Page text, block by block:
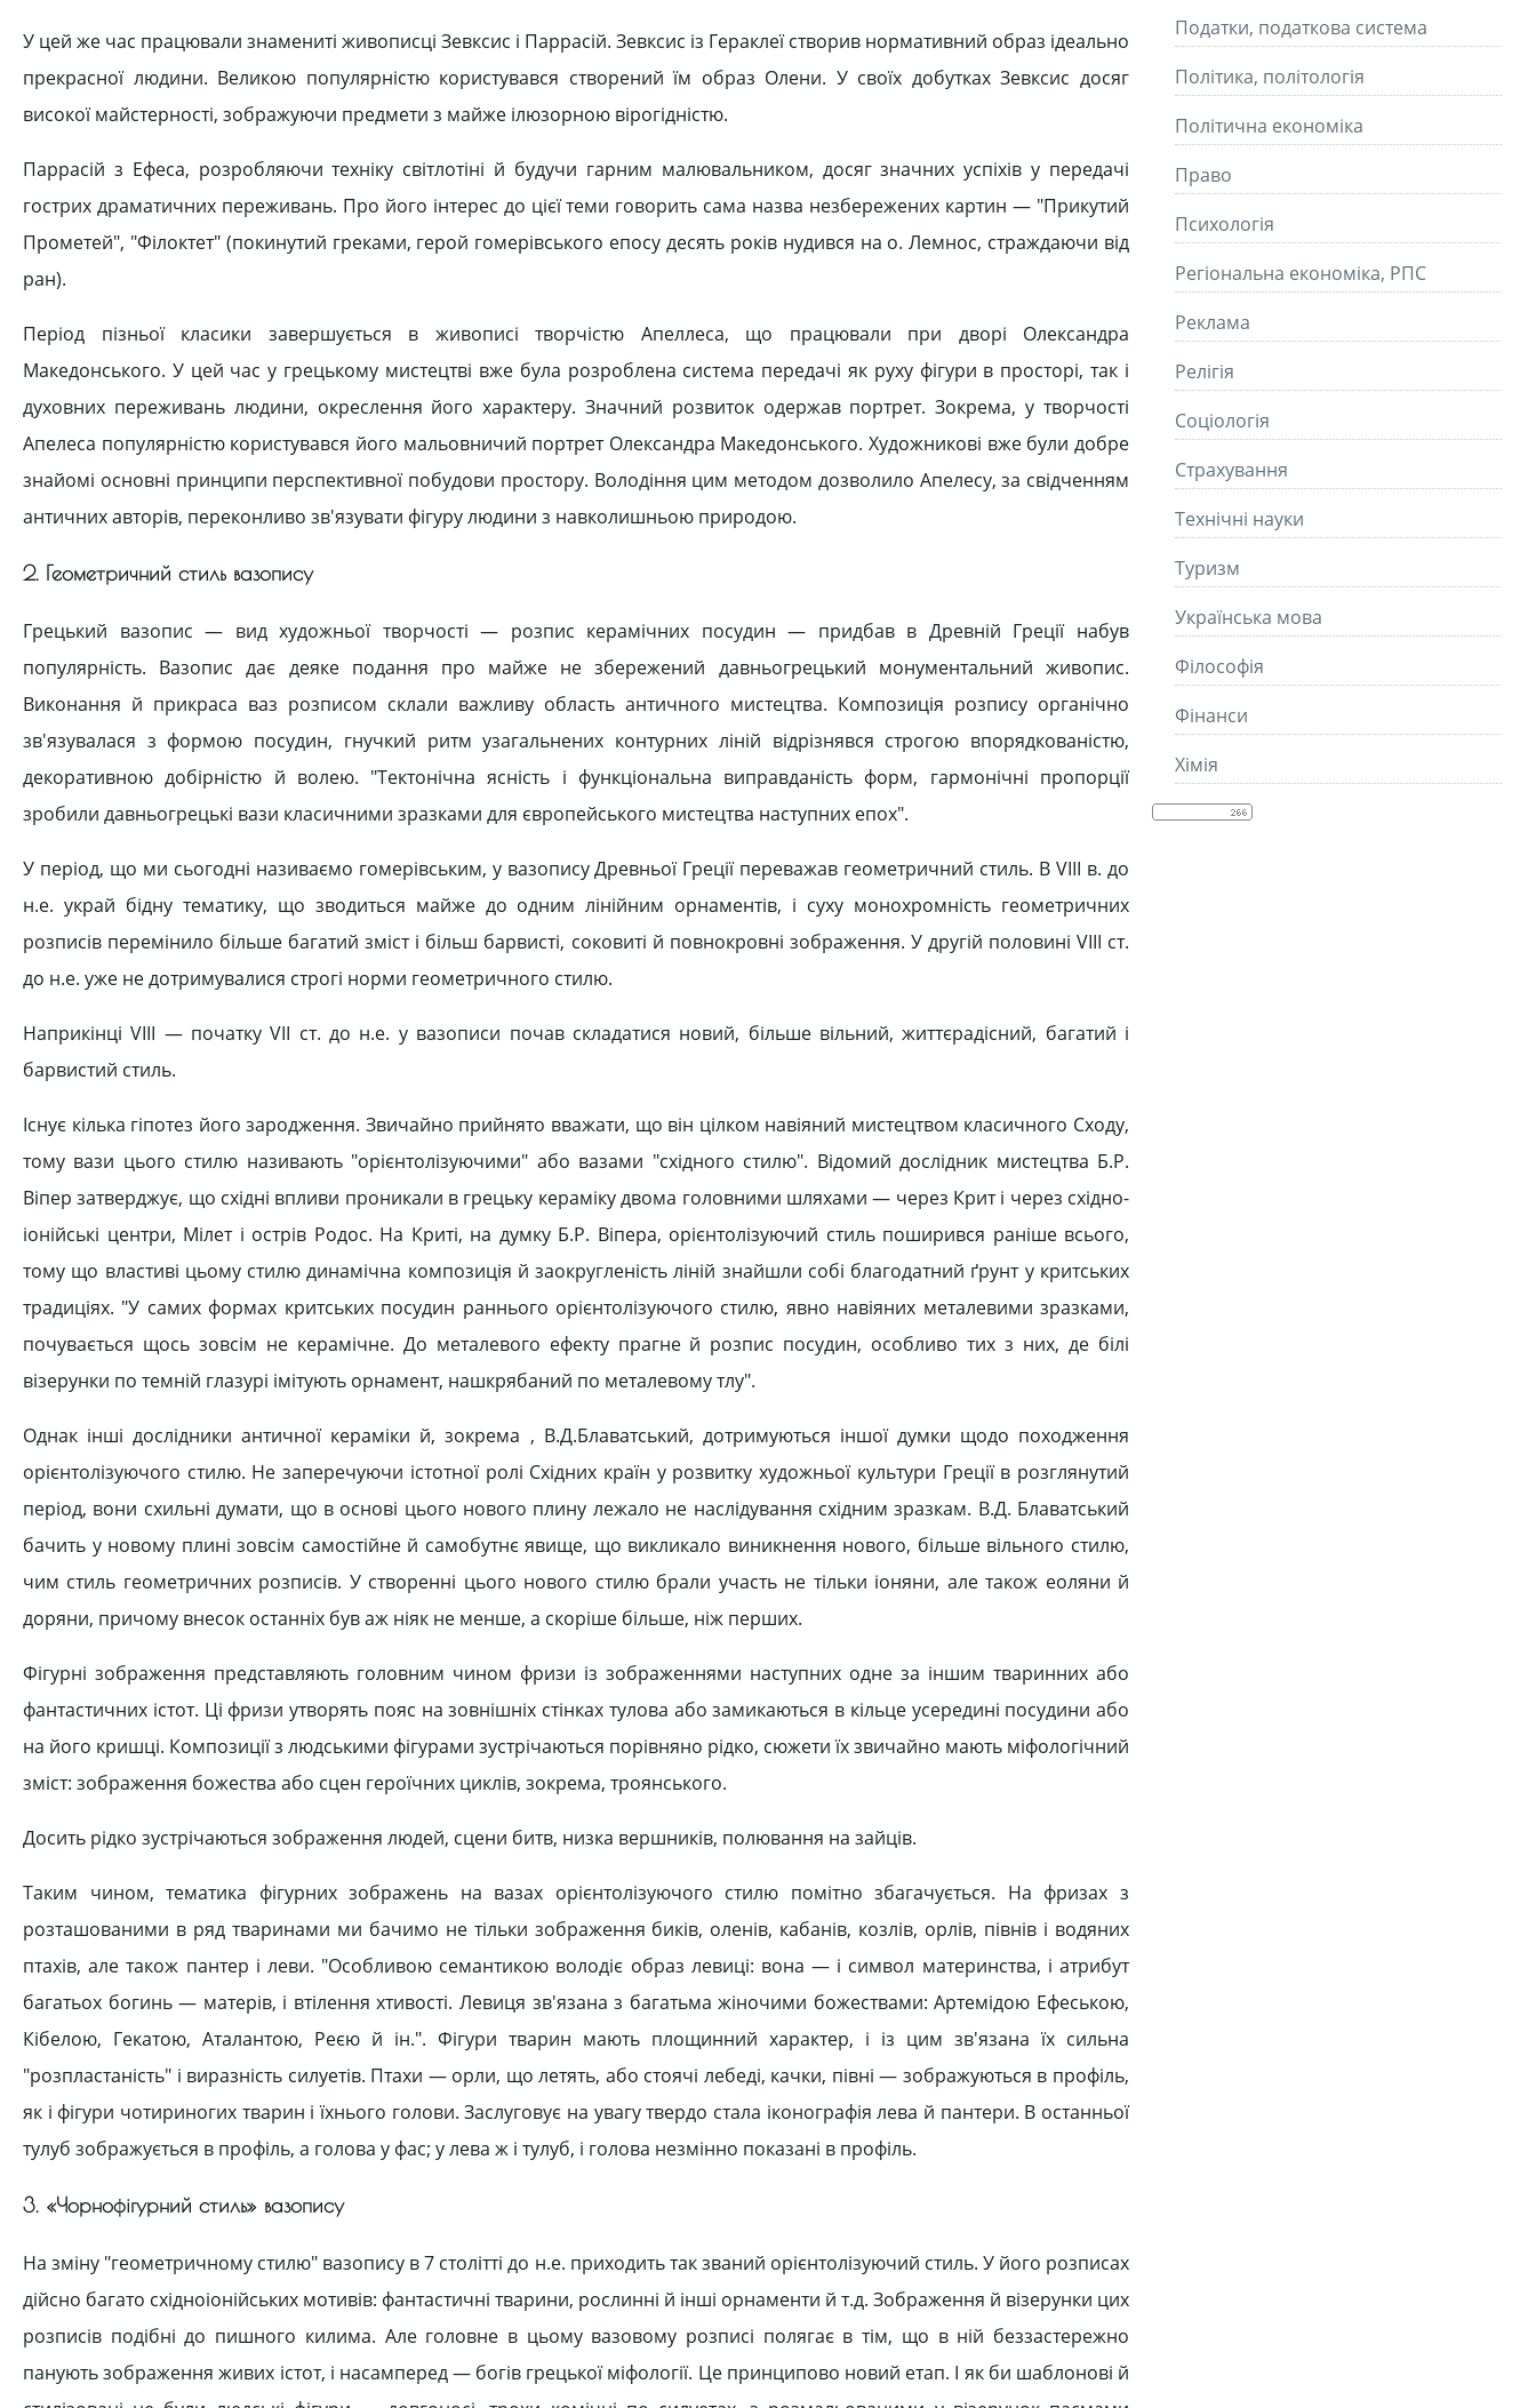
У цей же час працювали знамениті живописці Зевксис і Паррасій. Зевксис із Гераклеї створив нормативний образ ідеально
прекрасної людини. Великою популярністю користувався створений їм образ Олени. У своїх добутках Зевксис досяг
високої майстерності, зображуючи предмети з майже ілюзорною вірогідністю.
Паррасій з Ефеса, розробляючи техніку світлотіні й будучи гарним малювальником, досяг значних успіхів у передачі
гострих драматичних переживань. Про його інтерес до цієї теми говорить сама назва незбережених картин — "Прикутий
Прометей", "Філоктет" (покинутий греками, герой гомерівського епосу десять років нудився на о. Лемнос, страждаючи від
ран).
Період пізньої класики завершується в живописі творчістю Апеллеса, що працювали при дворі Олександра
Македонського. У цей час у грецькому мистецтві вже була розроблена система передачі як руху фігури в просторі, так і
духовних переживань людини, окреслення його характеру. Значний розвиток одержав портрет. Зокрема, у творчості
Апелеса популярністю користувався його мальовничий портрет Олександра Македонського. Художникові вже були добре
знайомі основні принципи перспективної побудови простору. Володіння цим методом дозволило Апелесу, за свідченням
античних авторів, переконливо зв'язувати фігуру людини з навколишньою природою.
2. Геометричний стиль вазопису
Грецький вазопис — вид художньої творчості — розпис керамічних посудин — придбав в Древній Греції набув
популярність. Вазопис дає деяке подання про майже не збережений давньогрецький монументальний живопис.
Виконання й прикраса ваз розписом склали важливу область античного мистецтва. Композиція розпису органічно
зв'язувалася з формою посудин, гнучкий ритм узагальнених контурних ліній відрізнявся строгою впорядкованістю,
декоративною добірністю й волею. "Тектонічна ясність і функціональна виправданість форм, гармонічні пропорції
зробили давньогрецькі вази класичними зразками для європейського мистецтва наступних епох".
У період, що ми сьогодні називаємо гомерівським, у вазопису Древньої Греції переважав геометричний стиль. В VІІІ в. до
н.е. украй бідну тематику, що зводиться майже до одним лінійним орнаментів, і суху монохромність геометричних
розписів перемінило більше багатий зміст і більш барвисті, соковиті й повнокровні зображення. У другій половині VІІІ ст.
до н.е. уже не дотримувалися строгі норми геометричного стилю.
Наприкінці VІІІ — початку VІІ ст. до н.е. у вазописи почав складатися новий, більше вільний, життєрадісний, багатий і
барвистий стиль.
Існує кілька гіпотез його зародження. Звичайно прийнято вважати, що він цілком навіяний мистецтвом класичного Сходу,
тому вази цього стилю називають "орієнтолізуючими" або вазами "східного стилю". Відомий дослідник мистецтва Б.Р.
Віпер затверджує, що східні впливи проникали в грецьку кераміку двома головними шляхами — через Крит і через східно-
іонійські центри, Мілет і острів Родос. На Криті, на думку Б.Р. Віпера, орієнтолізуючий стиль поширився раніше всього,
тому що властиві цьому стилю динамічна композиція й заокругленість ліній знайшли собі благодатний ґрунт у критських
традиціях. "У самих формах критських посудин раннього орієнтолізуючого стилю, явно навіяних металевими зразками,
почувається щось зовсім не керамічне. До металевого ефекту прагне й розпис посудин, особливо тих з них, де білі
візерунки по темній глазурі імітують орнамент, нашкрябаний по металевому тлу".
Однак інші дослідники античної кераміки й, зокрема , В.Д.Блаватський, дотримуються іншої думки щодо походження
орієнтолізуючого стилю. Не заперечуючи істотної ролі Східних країн у розвитку художньої культури Греції в розглянутий
період, вони схильні думати, що в основі цього нового плину лежало не наслідування східним зразкам. В.Д. Блаватський
бачить у новому плині зовсім самостійне й самобутнє явище, що викликало виникнення нового, більше вільного стилю,
чим стиль геометричних розписів. У створенні цього нового стилю брали участь не тільки іоняни, але також еоляни й
доряни, причому внесок останніх був аж ніяк не менше, а скоріше більше, ніж перших.
Фігурні зображення представляють головним чином фризи із зображеннями наступних одне за іншим тваринних або
фантастичних істот. Ці фризи утворять пояс на зовнішніх стінках тулова або замикаються в кільце усередині посудини або
на його кришці. Композиції з людськими фігурами зустрічаються порівняно рідко, сюжети їх звичайно мають міфологічний
зміст: зображення божества або сцен героїчних циклів, зокрема, троянського.
Досить рідко зустрічаються зображення людей, сцени битв, низка вершників, полювання на зайців.
Таким чином, тематика фігурних зображень на вазах орієнтолізуючого стилю помітно збагачується. На фризах з
розташованими в ряд тваринами ми бачимо не тільки зображення биків, оленів, кабанів, козлів, орлів, півнів і водяних
птахів, але також пантер і леви. "Особливою семантикою володіє образ левиці: вона — і символ материнства, і атрибут
багатьох богинь — матерів, і втілення хтивості. Левиця зв'язана з багатьма жіночими божествами: Артемідою Ефеською,
Кібелою, Гекатою, Аталантою, Реєю й ін.". Фігури тварин мають площинний характер, і із цим зв'язана їх сильна
"розпластаність" і виразність силуетів. Птахи — орли, що летять, або стоячі лебеді, качки, півні — зображуються в профіль,
як і фігури чотириногих тварин і їхнього голови. Заслуговує на увагу твердо стала іконографія лева й пантери. В останньої
тулуб зображується в профіль, а голова у фас; у лева ж і тулуб, і голова незмінно показані в профіль.
3. «Чорнофігурний стиль» вазопису
На зміну "геометричному стилю" вазопису в 7 столітті до н.е. приходить так званий орієнтолізуючий стиль. У його розписах
дійсно багато східноіонійських мотивів: фантастичні тварини, рослинні й інші орнаменти й т.д. Зображення й візерунки цих
розписів подібні до пишного килима. Але головне в цьому вазовому розписі полягає в тім, що в ній беззастережно
панують зображення живих істот, і насамперед — богів грецької міфології. Це принципово новий етап. І як би шаблонові й
Податки, податкова система
Політика, політологія
Політична економіка
Право
Психологія
Регіональна економіка, РПС
Реклама
Релігія
Соціологія
Страхування
Технічні науки
Туризм
Українська мова
Філософія
Фінанси
Хімія